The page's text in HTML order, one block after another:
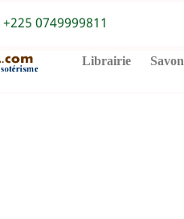
+225 0749999811
Librairie